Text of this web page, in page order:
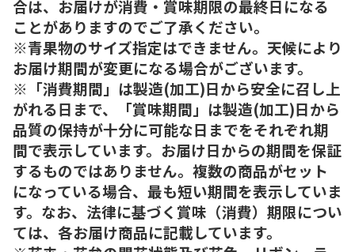
合は、お届けが消費・賞味期限の最終日になる
ことがありますのでご了承ください。
※青果物のサイズ指定はできません。天候により
お届け期間が変更になる場合がございます。
※「消費期間」は製造(加工)日から安全に召し上
がれる日まで、「賞味期間」は製造(加工)日から
品質の保持が十分に可能な日までをそれぞれ期
間で表示しています。お届け日からの期間を保証
するものではありません。複数の商品がセット
になっている場合、最も短い期間を表示していま
す。なお、法律に基づく賞味（消費）期限につい
ては、各お届け商品に記載しています。